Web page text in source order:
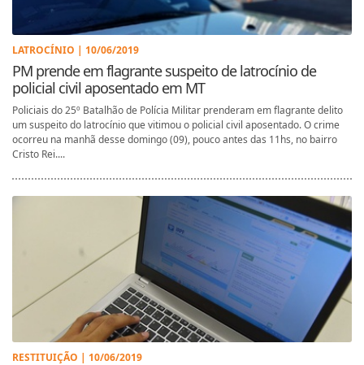
LATROCÍNIO | 10/06/2019
PM prende em flagrante suspeito de latrocínio de
policial civil aposentado em MT
Policiais do 25º Batalhão de Polícia Militar prenderam em flagrante delito
um suspeito do latrocínio que vitimou o policial civil aposentado. O crime
ocorreu na manhã desse domingo (09), pouco antes das 11hs, no bairro
Cristo Rei....
RESTITUIÇÃO | 10/06/2019